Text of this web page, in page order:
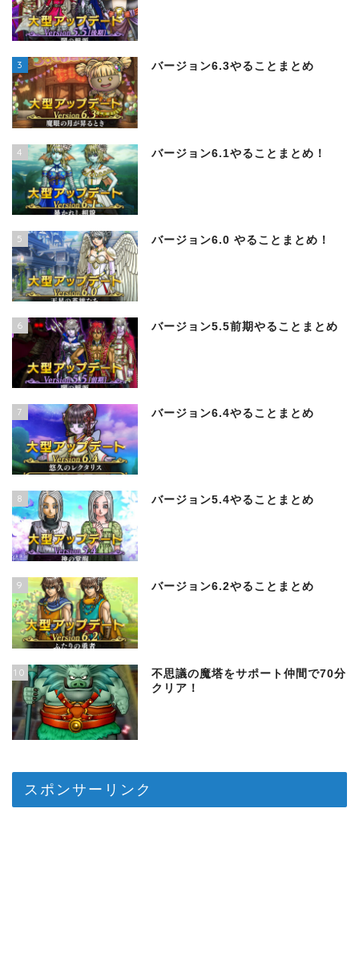
3 バージョン6.3やることまとめ
4 バージョン6.1やることまとめ！
5 バージョン6.0 やることまとめ！
6 バージョン5.5前期やることまとめ
7 バージョン6.4やることまとめ
8 バージョン5.4やることまとめ
9 バージョン6.2やることまとめ
10
不思議の魔塔をサポート仲間で70分
クリア！
スポンサーリンク